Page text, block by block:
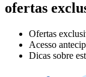
ofertas
Ofertas
Acesso
Dicas sobre